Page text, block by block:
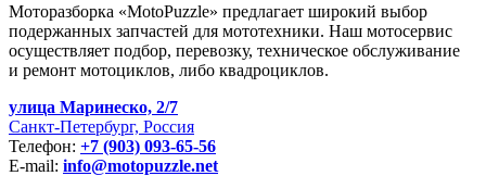
Моторазборка «MotoPuzzle» предлагает широкий выбор
подержанных запчастей для мототехники. Наш мотосервис
осуществляет подбор, перевозку, техническое обслуживание
и ремонт мотоциклов, либо квадроциклов.
улица Маринеско, 2/7
Санкт-Петербург, Россия
Телефон: +7 (903) 093-65-56
E-mail: info@motopuzzle.net